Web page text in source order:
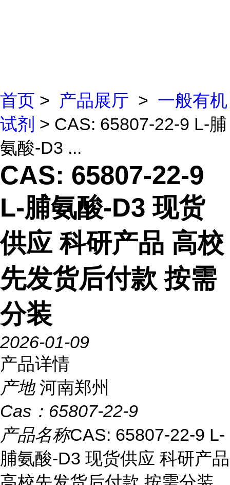
首页 > 产品展厅 > 一般有机
试剂 > CAS: 65807-22-9 L-脯
氨酸-D3 ...
CAS: 65807-22-9
L-脯氨酸-D3 现货
供应 科研产品 高校
先发货后付款 按需
分装
2026-01-09
产品详情
产地 河南郑州
Cas： 65807-22-9
产品名称CAS: 65807-22-9 L-
脯氨酸-D3 现货供应 科研产品